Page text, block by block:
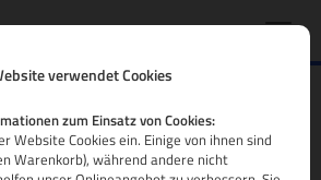
verwendet Cookies
zum Einsatz von Cookies:
Website Cookies ein. Einige von ihnen sind
Warenkorb), während andere nicht